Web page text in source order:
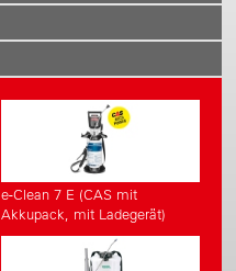
e-Clean 7 E (CAS mit
Akkupack, mit Ladegerät)